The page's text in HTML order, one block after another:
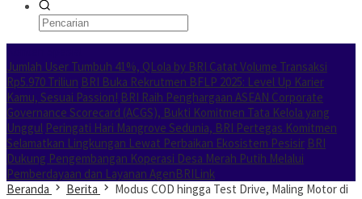
Jumlah User Tumbuh 41%, QLola by BRI Catat Volume Transaksi
Rp5.970 Triliun BRI Buka Rekrutmen BFLP 2025: Level Up Karier
Kamu, Sesuai Passion! BRI Raih Penghargaan ASEAN Corporate
Governance Scorecard (ACGS), Bukti Komitmen Tata Kelola yang
Unggul Peringati Hari Mangrove Sedunia, BRI Pertegas Komitmen
Selamatkan Lingkungan Lewat Perbaikan Ekosistem Pesisir BRI
Dukung Pengembangan Koperasi Desa Merah Putih Melalui
Pemberdayaan dan Layanan AgenBRILink
Beranda
Berita
Modus COD hingga Test Drive, Maling Motor di